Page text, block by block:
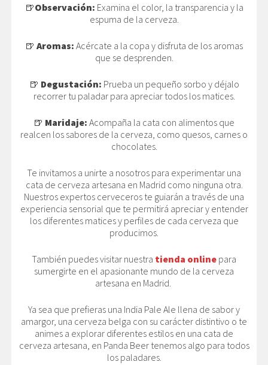
🍺Observación: Examina el color, la transparencia y la
espuma de la cerveza.
🍺 Aromas: Acércate a la copa y disfruta de los aromas
que se desprenden.
🍺 Degustación: Prueba un pequeño sorbo y déjalo
recorrer tu paladar para apreciar todos los matices.
🍺 Maridaje: Acompaña la cata con alimentos que
realcen los sabores de la cerveza, como quesos, carnes o
chocolates.
Te invitamos a unirte a nosotros para experimentar una
cata de cerveza artesana en Madrid como ninguna otra.
Nuestros expertos cerveceros te guiarán a través de una
experiencia sensorial que te permitirá apreciar y entender
los diferentes matices y perfiles de cada cerveza que
producimos.
También puedes visitar nuestra tienda online para
sumergirte en el apasionante mundo de la cerveza
artesana en Madrid.
Ya sea que prefieras una India Pale Ale llena de sabor y
amargor, una cerveza belga con su carácter distintivo o te
animes a explorar diferentes estilos en una cata de
cerveza artesana, en Panda Beer tenemos algo para todos
los paladares.